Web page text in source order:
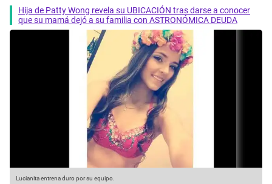
Hija de Patty Wong revela su UBICACIÓN tras darse a conocer
que su mamá dejó a su familia con ASTRONÓMICA DEUDA
Lucianita entrena duro por su equipo.